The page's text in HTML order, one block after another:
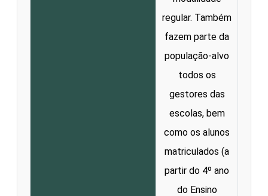
regular. Também
fazem parte da
população-alvo
todos os
gestores das
escolas, bem
como os alunos
matriculados (a
partir do 4º ano
do Ensino